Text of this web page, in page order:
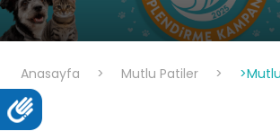
Anasayfa > Mutlu Patiler >